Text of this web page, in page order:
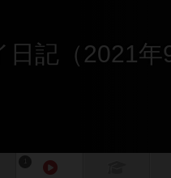
記（2021年9